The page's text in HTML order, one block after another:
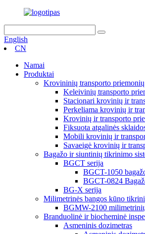
English
CN
Namai
Produktai
Krovininių transporto priemonių
Keleivinių transporto
Stacionari krovinių ir
Perkeliama krovinių ir
Krovinių ir transporto
Fiksuota atgalinės
Mobili krovinių ir
Savaeigė krovinių ir
Bagažo ir siuntinių tikrinimo
BGCT serija
BGCT-1050
BGCT-0824
BG-X serija
Milimetrinės bangos kūno
BGMW-2100
Branduolinė ir biocheminė
Asmeninis dozimetras